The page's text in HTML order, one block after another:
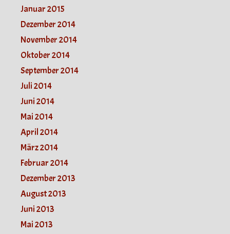
Januar 2015
Dezember 2014
November 2014
Oktober 2014
September 2014
Juli 2014
Juni 2014
Mai 2014
April 2014
März 2014
Februar 2014
Dezember 2013
August 2013
Juni 2013
Mai 2013